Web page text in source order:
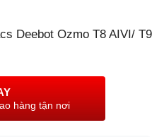
Deebot Ozmo T8 AIVI/ T9
hàng tận nơi